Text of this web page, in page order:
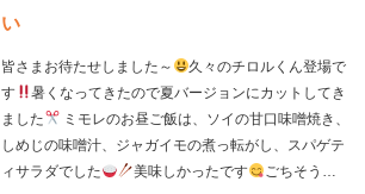
い
皆さまお待たせしました～
久々のチロルくん登場で
す
暑くなってきたので夏バージョンにカットしてき
ました
ミモレのお昼ご飯は、ソイの甘口味噌焼き、
しめじの味噌汁、ジャガイモの煮っ転がし、スパゲテ
ィサラダでした
美味しかったです ごちそう…